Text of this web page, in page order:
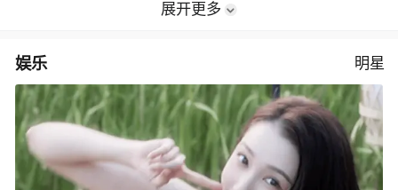
展开更多
娱乐 明星